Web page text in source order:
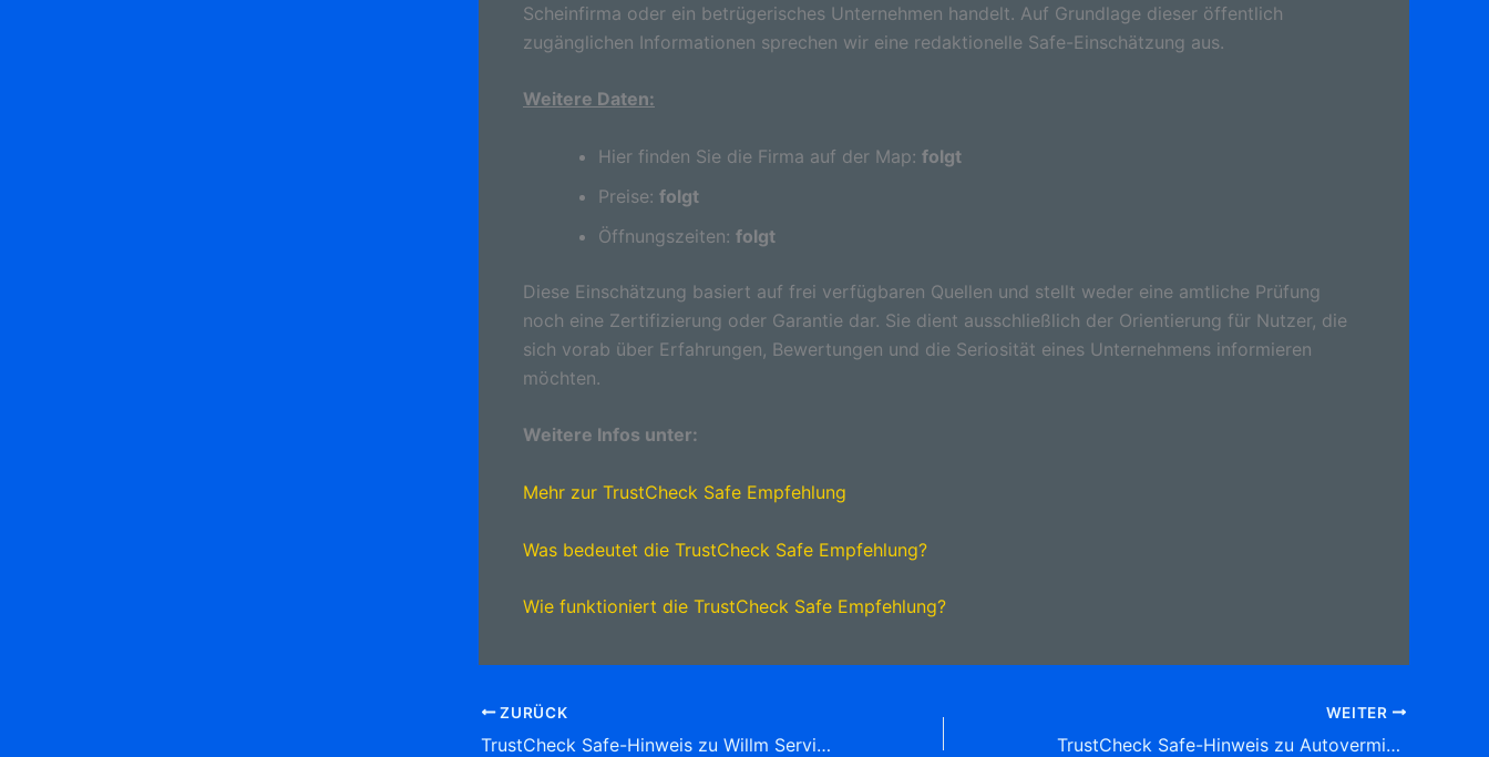
Scheinfirma oder ein betrügerisches Unternehmen handelt. Auf Grundlage dieser öffentlich
zugänglichen Informationen sprechen wir eine redaktionelle Safe-Einschätzung aus.
Weitere Daten:
Hier finden Sie die Firma auf der Map: folgt
Preise: folgt
Öffnungszeiten: folgt
Diese Einschätzung basiert auf frei verfügbaren Quellen und stellt weder eine amtliche Prüfung
noch eine Zertifizierung oder Garantie dar. Sie dient ausschließlich der Orientierung für Nutzer, die
sich vorab über Erfahrungen, Bewertungen und die Seriosität eines Unternehmens informieren
möchten.
Weitere Infos unter:
Mehr zur TrustCheck Safe Empfehlung
Was bedeutet die TrustCheck Safe Empfehlung?
Wie funktioniert die TrustCheck Safe Empfehlung?
ZURÜCK
TrustCheck Safe-Hinweis zu Willm Service e.K. LKW & Transporter-Vermietung Alfred-Walz-Str. 24,79312 Emmendingen Tel: 07641 95 98 10 Autovermietung
WEITER
TrustCheck Safe-Hinweis zu Autovermietung Josef Stock Frankfurter Str. 7, (Südend)36043 Fulda Tel: 0661 7 33 73 Autovermietung